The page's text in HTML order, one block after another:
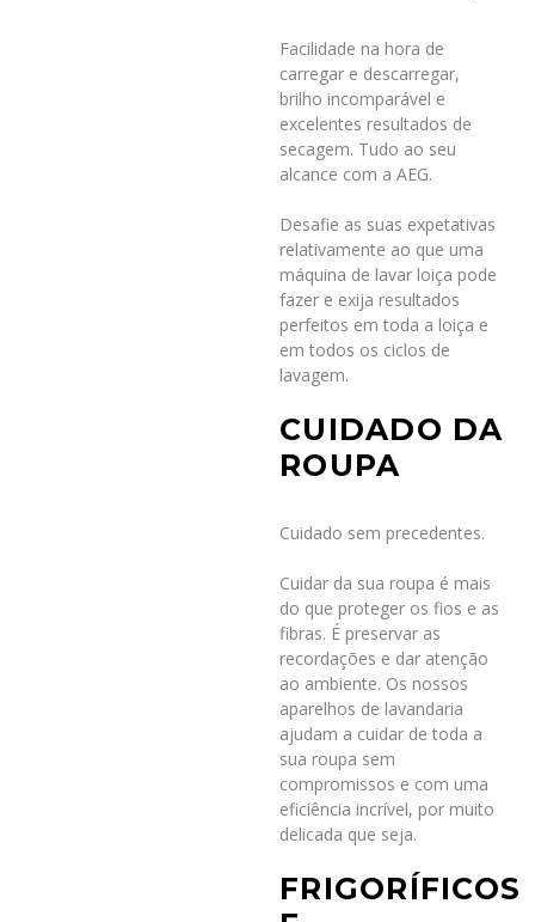
Facilidade na hora de
carregar e descarregar,
brilho incomparável e
excelentes resultados de
secagem. Tudo ao seu
alcance com a AEG.
Desafie as suas expetativas
relativamente ao que uma
máquina de lavar loiça pode
fazer e exija resultados
perfeitos em toda a loiça e
em todos os ciclos de
lavagem.
CUIDADO DA
ROUPA
Cuidado sem precedentes.
Cuidar da sua roupa é mais
do que proteger os fios e as
fibras. É preservar as
recordações e dar atenção
ao ambiente. Os nossos
aparelhos de lavandaria
ajudam a cuidar de toda a
sua roupa sem
compromissos e com uma
eficiência incrível, por muito
delicada que seja.
FRIGORÍFICOS